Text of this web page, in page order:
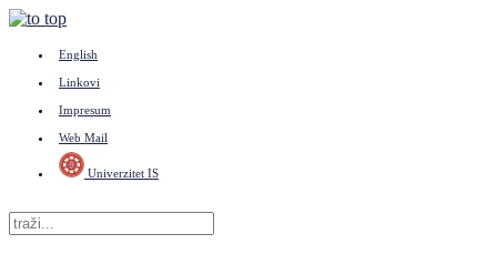
English
Linkovi
Impresum
Web Mail
Univerzitet IS